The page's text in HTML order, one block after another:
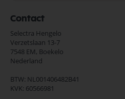
Contact
Selectra Hengelo
Verzetslaan 13-7
7548 EM, Boekelo
Nederland
BTW: NL001406482B41
KVK: 60566981